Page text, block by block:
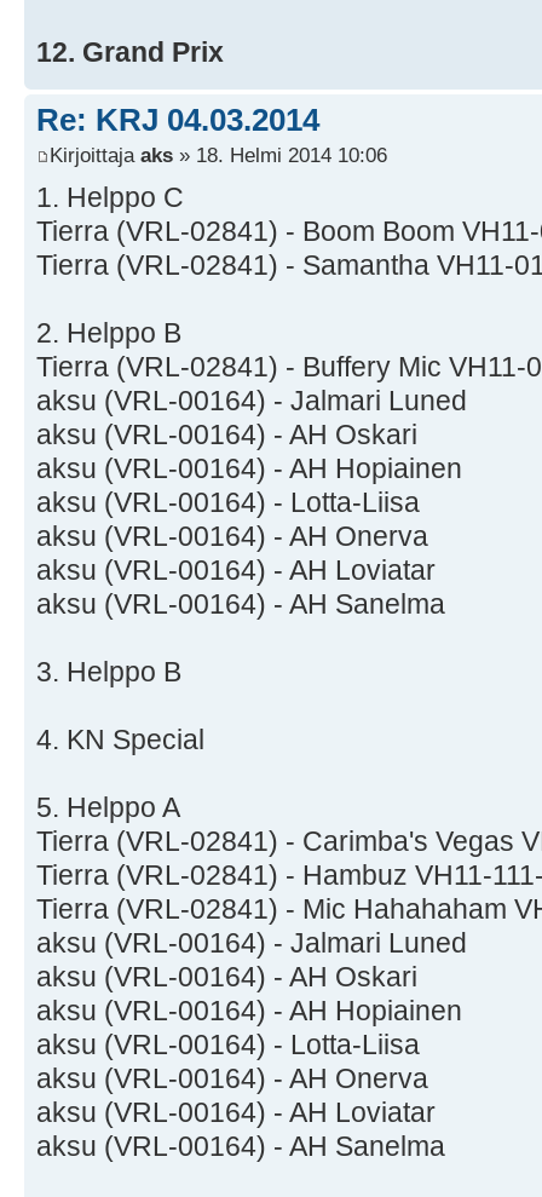
12. Grand Prix
Re: KRJ 04.03.2014
Kirjoittaja aks » 18. Helmi 2014 10:06
1. Helppo C
Tierra (VRL-02841) - Boom Boom
Tierra (VRL-02841) - Samantha VH11-
2. Helppo B
Tierra (VRL-02841) - Buffery Mic VH11-
aksu (VRL-00164) - Jalmari Luned
aksu (VRL-00164) - AH Oskari
aksu (VRL-00164) - AH Hopiainen
aksu (VRL-00164) - Lotta-Liisa
aksu (VRL-00164) - AH Onerva
aksu (VRL-00164) - AH Loviatar
aksu (VRL-00164) - AH Sanelma
3. Helppo B
4. KN Special
5. Helppo A
Tierra (VRL-02841) - Carimba's Vegas
Tierra (VRL-02841) - Hambuz VH11-
Tierra (VRL-02841) - Mic Hahahaham
aksu (VRL-00164) - Jalmari Luned
aksu (VRL-00164) - AH Oskari
aksu (VRL-00164) - AH Hopiainen
aksu (VRL-00164) - Lotta-Liisa
aksu (VRL-00164) - AH Onerva
aksu (VRL-00164) - AH Loviatar
aksu (VRL-00164) - AH Sanelma